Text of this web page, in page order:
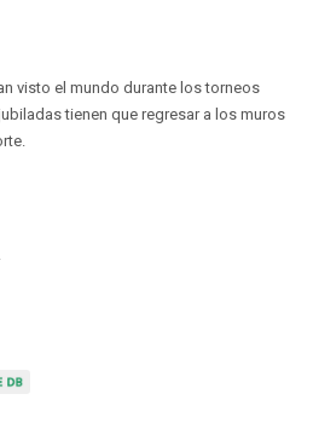
visto el mundo durante los torneos
tienen que regresar a los muros